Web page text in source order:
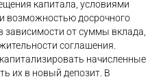
капитала, условиями
возможностью досрочного
зависимости от суммы вклада,
соглашения.
начисленные
их в новый депозит. В